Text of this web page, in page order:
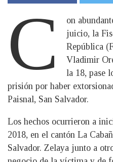
C
on
juicio, la
República
Vladimir
la 18, pase
prisión por haber
Paisnal, San Salvador.
Los hechos ocurrieron a
2018, en el cantón La
Salvador. Zelaya junto a